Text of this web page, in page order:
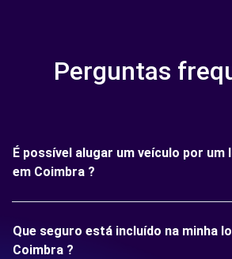
Perguntas
É possível alugar um veículo por um
em Coimbra ?
Que seguro está incluído na minha
Coimbra ?